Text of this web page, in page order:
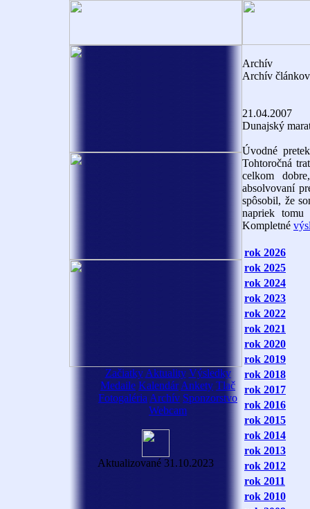
Začiatky Aktuality Výsledky
Medaile Kalendár Ankety Tlač
Fotogaléria Archív Sponzorstvo
Webcam
Aktualizované 31.10.2023
Archív
Archív
21.04.2007
Dunajský
Úvodné
Tohtoročná
celkom
absolvovaní
spôsobil, že
napriek
Kompletné
rok 2026
rok 2025
rok 2024
rok 2023
rok 2022
rok 2021
rok 2020
rok 2019
rok 2018
rok 2017
rok 2016
rok 2015
rok 2014
rok 2013
rok 2012
rok 2011
rok 2010